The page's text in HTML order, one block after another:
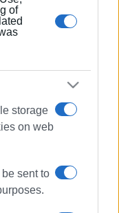
of
storage
on web
be sent to